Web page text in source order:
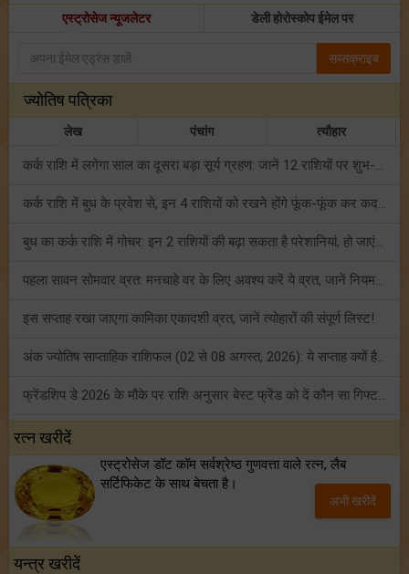
एस्ट्रोसेज न्यूजलेटर डेली होरोस्कोप ईमेल पर
सब्सक्राइब
ज्योतिष पत्रिका
लेख पंचांग त्यौहार
कर्क राशि में लगेगा साल का दूसरा बड़ा सूर्य ग्रहण: जानें 12 राशियों पर शुभ-अशुभ प्रभाव!
कर्क राशि में बुध के प्रवेश से, इन 4 राशियों को रखने होंगे फूंक-फूंक कर कदम!
बुध का कर्क राशि में गोचर: इन 2 राशियों की बढ़ा सकता है परेशानियां, हो जाएं सावधान!
पहला सावन सोमवार व्रत: मनचाहे वर के लिए अवश्य करें ये व्रत, जानें नियम एवं पूजा विधि!
इस सप्ताह रखा जाएगा कामिका एकादशी व्रत, जानें त्योहारों की संपूर्ण लिस्ट!
अंक ज्योतिष साप्ताहिक राशिफल (02 से 08 अगस्त, 2026): ये सप्ताह क्यों है खास?
फ्रेंडशिप डे 2026 के मौके पर राशि अनुसार बेस्ट फ्रेंड को दें कौन सा गिफ्ट? जानें
शनि साढ़े साती और ढैय्या से परेशान हैं? शनि कृपा के लिए अवश्य करें शनिवार व्रत!
रत्न खरीदें
एस्ट्रोसेज डॉट कॉम सर्वश्रेष्ठ गुणवत्ता वाले रत्न, लैब
सर्टिफिकेट के साथ बेचता है।
अभी खरीदें
यन्त्र खरीदें